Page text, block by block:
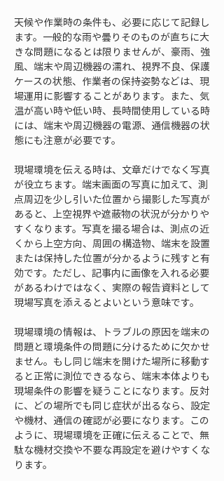
天候や作業時の条件も、必要に応じて記録し
ます。一般的な雨や曇りそのものが直ちに大
きな問題になるとは限りませんが、豪雨、強
風、端末や周辺機器の濡れ、視界不良、保護
ケースの状態、作業者の保持姿勢などは、現
場運用に影響することがあります。また、気
温が高い時や低い時、長時間使用している時
には、端末や周辺機器の電源、通信機器の状
態にも注意が必要です。
現場環境を伝える時は、文章だけでなく写真
が役立ちます。端末画面の写真に加えて、測
点周辺を少し引いた位置から撮影した写真が
あると、上空視界や遮蔽物の状況が分かりや
すくなります。写真を撮る場合は、測点の近
くから上空方向、周囲の構造物、端末を設置
または保持した位置が分かるように残すと有
効です。ただし、記事内に画像を入れる必要
があるわけではなく、実際の報告資料として
現場写真を添えるとよいという意味です。
現場環境の情報は、トラブルの原因を端末の
問題と環境条件の問題に分けるために欠かせ
ません。もし同じ端末を開けた場所に移動す
ると正常に測位できるなら、端末本体よりも
現場条件の影響を疑うことになります。反対
に、どの場所でも同じ症状が出るなら、設定
や機材、通信の確認が必要になります。この
ように、現場環境を正確に伝えることで、無
駄な機材交換や不要な再設定を避けやすくな
ります。